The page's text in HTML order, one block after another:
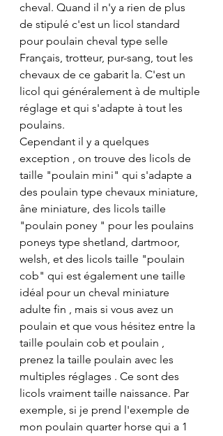
cheval. Quand il n'y a rien de plus
de stipulé c'est un licol standard
pour poulain cheval type selle
Français, trotteur, pur-sang, tout les
chevaux de ce gabarit la. C'est un
licol qui généralement à de multiple
réglage et qui s'adapte à tout les
poulains.
Cependant il y a quelques
exception , on trouve des licols de
taille "poulain mini" qui s'adapte a
des poulain type chevaux miniature,
âne miniature, des licols taille
"poulain poney " pour les poulains
poneys type shetland, dartmoor,
welsh, et des licols taille "poulain
cob" qui est également une taille
idéal pour un cheval miniature
adulte fin , mais si vous avez un
poulain et que vous hésitez entre la
taille poulain cob et poulain ,
prenez la taille poulain avec les
multiples réglages . Ce sont des
licols vraiment taille naissance. Par
exemple, si je prend l'exemple de
mon poulain quarter horse qui a 1